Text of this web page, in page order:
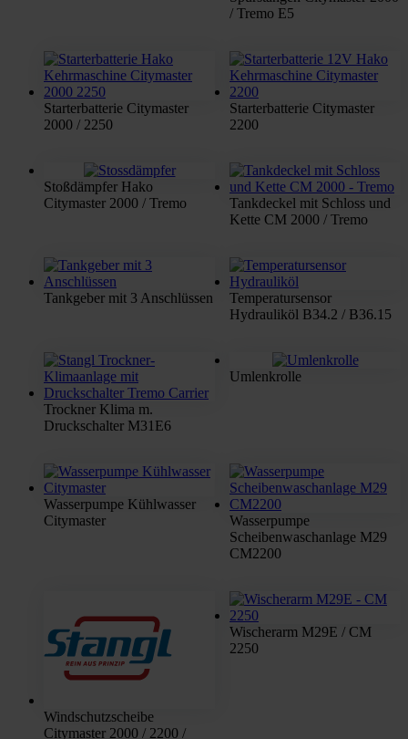
/ Tremo E5
Starterbatterie Citymaster
2000 / 2250
Starterbatterie Citymaster
2200
Stoßdämpfer Hako
Citymaster 2000 / Tremo
Tankdeckel mit Schloss und
Kette CM 2000 / Tremo
Tankgeber mit 3 Anschlüssen
Temperatursensor
Hydrauliköl B34.2 / B36.15
Trockner Klima m.
Druckschalter M31E6
Umlenkrolle
Wasserpumpe Kühlwasser
Citymaster
Wasserpumpe
Scheibenwaschanlage M29
CM2200
Windschutzscheibe
Citymaster 2000 / 2200 /
Wischerarm M29E / CM
2250